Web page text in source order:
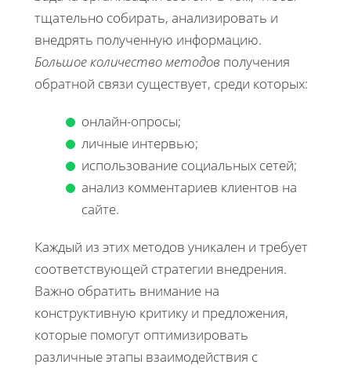
тщательно собирать, анализировать и
внедрять полученную информацию.
Большое количество методов получения
обратной связи существует, среди которых:
онлайн-опросы;
личные интервью;
использование социальных сетей;
анализ комментариев клиентов на
сайте.
Каждый из этих методов уникален и требует
соответствующей стратегии внедрения.
Важно обратить внимание на
конструктивную критику и предложения,
которые помогут оптимизировать
различные этапы взаимодействия с